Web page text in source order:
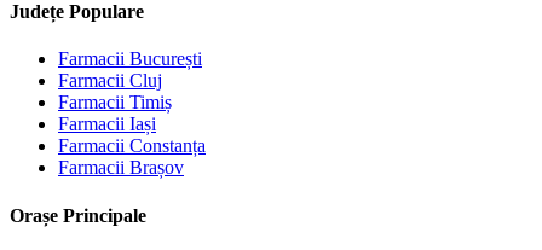
Județe Populare
Farmacii București
Farmacii Cluj
Farmacii Timiș
Farmacii Iași
Farmacii Constanța
Farmacii Brașov
Orașe Principale